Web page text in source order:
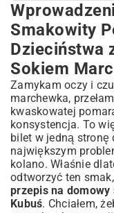
Wprowadzenie:
Dzieciństwa z
Marchwiowym
Dlaczego Warto
Kubuś w Domu?
Kompletny Przepis
Marchwiowy Kubuś
Niezbędne
Przygotowanie Krok
Sztukę Wyciskania
Sekret Idealnego
Triki
Warianty i Dodatki
Smak Kubusia?
Smakowity
Dzieciństwa
Sokiem
Zamykam oczy i
marchewka,
kwaskowatej
konsystencja. To
bilet w jedną stronę
największym
kolano. Właśnie
odtworzyć ten
przepis na
Kubuś. Chciałem,